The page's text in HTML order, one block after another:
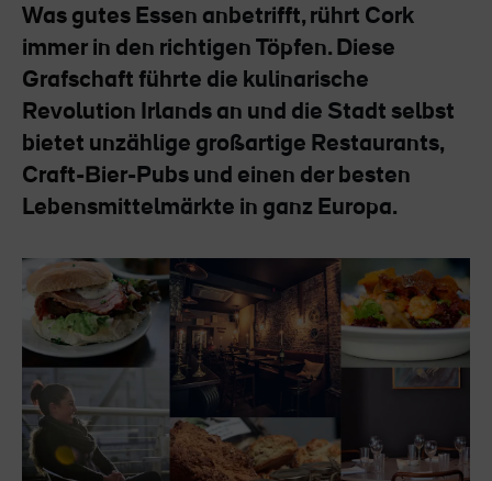
Was gutes Essen anbetrifft, rührt Cork
immer in den richtigen Töpfen. Diese
Grafschaft führte die kulinarische
Revolution Irlands an und die Stadt selbst
bietet unzählige großartige Restaurants,
Craft-Bier-Pubs und einen der besten
Lebensmittelmärkte in ganz Europa.